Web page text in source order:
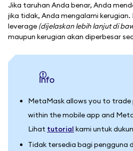
Jika taruhan Anda benar, Anda
jika tidak, Anda mengalami
leverage (dijelaskan lebih lanjut di
maupun kerugian akan diperbesar
info
MetaMask allows you to trade
within the mobile app and
Lihat tutorial kami untuk
Tidak tersedia bagi pengguna